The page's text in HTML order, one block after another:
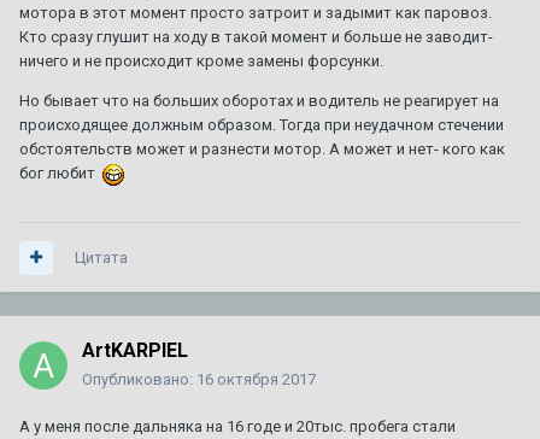
мотора в этот момент просто затроит и задымит как паровоз.
Кто сразу глушит на ходу в такой момент и больше не заводит-
ничего и не происходит кроме замены форсунки.
Но бывает что на больших оборотах и водитель не реагирует на
происходящее должным образом. Тогда при неудачном стечении
обстоятельств может и разнести мотор. А может и нет- кого как
бог любит
Цитата
ArtKARPIEL
Опубликовано: 16 октября 2017
А у меня после дальняка на 16 годе и 20тыс. пробега стали